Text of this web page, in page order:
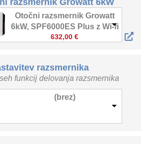
razsmernik Growatt 6kW
Otočni razsmernik Growatt
6kW, SPF6000ES Plus z Wi-fi
632,00 €
razsmernika
funkcij delovanja razsmernika
(brez)